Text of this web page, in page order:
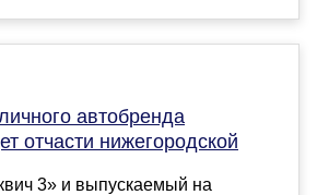
автобренда
отчасти нижегородской
3» и выпускаемый на